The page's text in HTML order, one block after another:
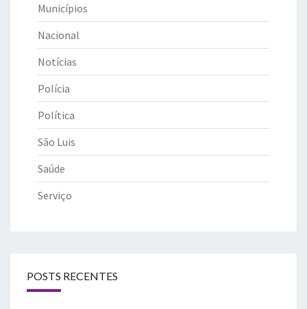
Municípios
Nacional
Notícias
Polícia
Política
São Luis
Saúde
Serviço
POSTS RECENTES